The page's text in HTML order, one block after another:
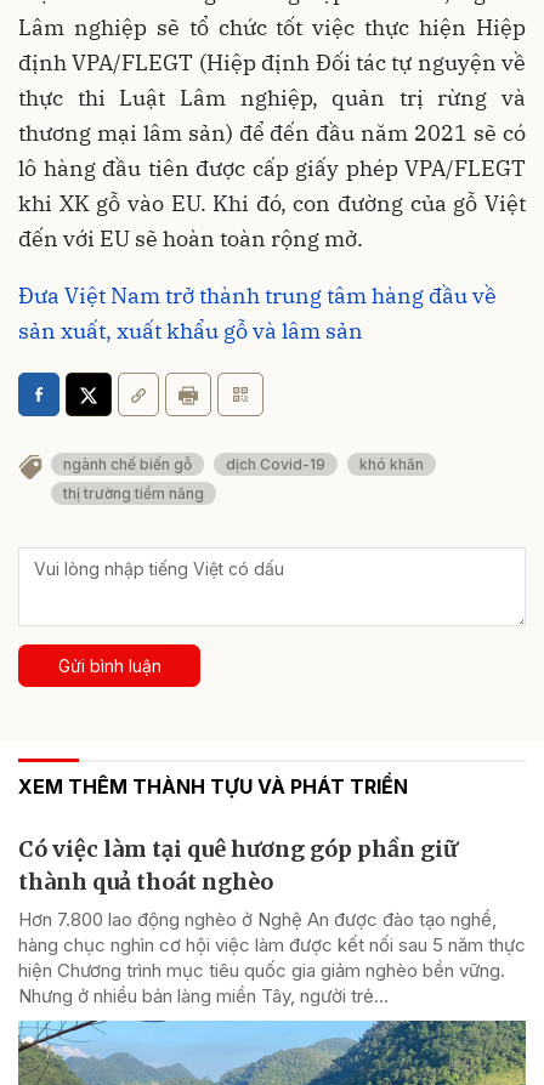
Lâm nghiệp sẽ tổ chức tốt việc thực hiện Hiệp
định VPA/FLEGT (Hiệp định Đối tác tự nguyện về
thực thi Luật Lâm nghiệp, quản trị rừng và
thương mại lâm sản) để đến đầu năm 2021 sẽ có
lô hàng đầu tiên được cấp giấy phép VPA/FLEGT
khi XK gỗ vào EU. Khi đó, con đường của gỗ Việt
đến với EU sẽ hoàn toàn rộng mở.
Đưa Việt Nam trở thành trung tâm hàng đầu về
sản xuất, xuất khẩu gỗ và lâm sản
ngành chế biến gỗ dịch Covid-19
khó khăn
thị trường tiềm năng
Gửi bình luận
XEM THÊM THÀNH TỰU VÀ PHÁT TRIỂN
Có việc làm tại quê hương góp phần giữ
thành quả thoát nghèo
Hơn 7.800 lao động nghèo ở Nghệ An được đào tạo nghề,
hàng chục nghìn cơ hội việc làm được kết nối sau 5 năm thực
hiện Chương trình mục tiêu quốc gia giảm nghèo bền vững.
Nhưng ở nhiều bản làng miền Tây, người trẻ...